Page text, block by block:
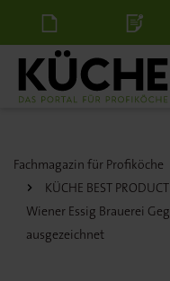
Newsletter
Fachmagazin für Profiköche
KÜCHE BEST
Wiener Essig Brauerei
ausgezeichnet